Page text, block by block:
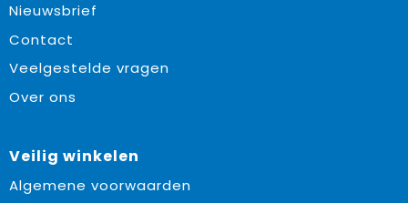
Nieuwsbrief
Contact
Veelgestelde vragen
Over ons
Veilig winkelen
Algemene voorwaarden